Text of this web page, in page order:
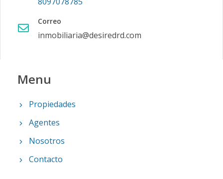
Correo
inmobiliaria@desiredrd.com
Menu
Propiedades
Agentes
Nosotros
Contacto